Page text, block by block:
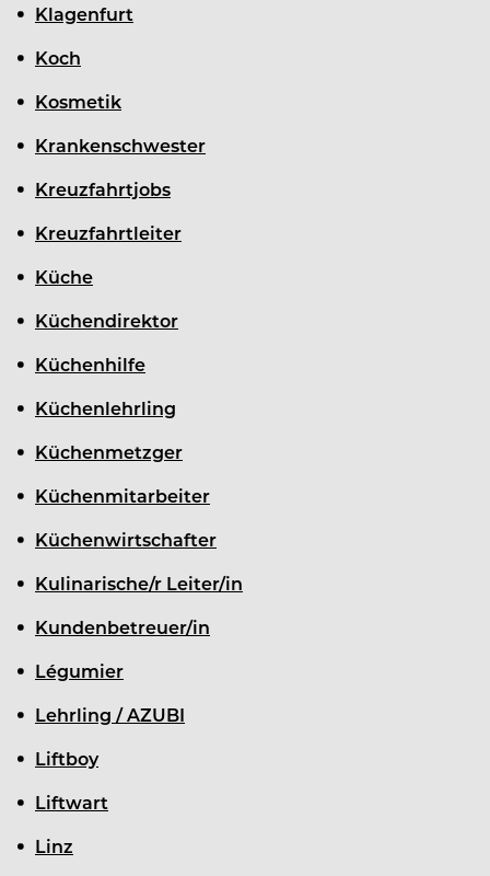
Klagenfurt
Koch
Kosmetik
Krankenschwester
Kreuzfahrtjobs
Kreuzfahrtleiter
Küche
Küchendirektor
Küchenhilfe
Küchenlehrling
Küchenmetzger
Küchenmitarbeiter
Küchenwirtschafter
Kulinarische/r Leiter/in
Kundenbetreuer/in
Légumier
Lehrling / AZUBI
Liftboy
Liftwart
Linz